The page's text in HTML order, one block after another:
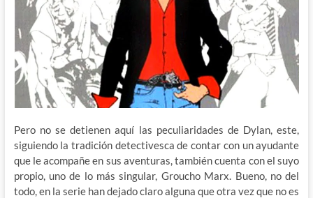
Pero no se detienen aquí las peculiaridades de Dylan, este,
siguiendo la tradición detectivesca de contar con un ayudante
que le acompañe en sus aventuras, también cuenta con el suyo
propio, uno de lo más singular, Groucho Marx. Bueno, no del
todo, en la serie han dejado claro alguna que otra vez que no es